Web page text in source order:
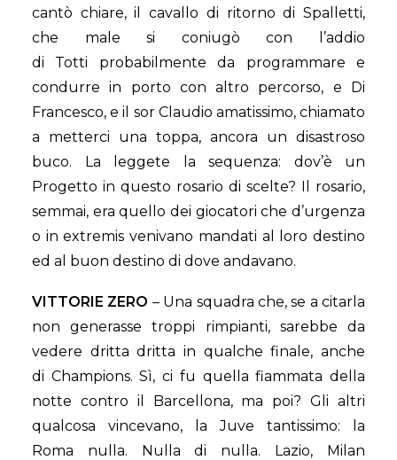
cantò chiare, il cavallo di ritorno di Spalletti,
che male si coniugò con l’addio
di Totti probabilmente da programmare e
condurre in porto con altro percorso, e Di
Francesco, e il sor Claudio amatissimo, chiamato
a metterci una toppa, ancora un disastroso
buco. La leggete la sequenza: dov’è un
Progetto in questo rosario di scelte? Il rosario,
semmai, era quello dei giocatori che d’urgenza
o in extremis venivano mandati al loro destino
ed al buon destino di dove andavano.
VITTORIE ZERO – Una squadra che, se a citarla
non generasse troppi rimpianti, sarebbe da
vedere dritta dritta in qualche finale, anche
di Champions. Sì, ci fu quella fiammata della
notte contro il Barcellona, ma poi? Gli altri
qualcosa vincevano, la Juve tantissimo: la
Roma nulla. Nulla di nulla. Lazio, Milan